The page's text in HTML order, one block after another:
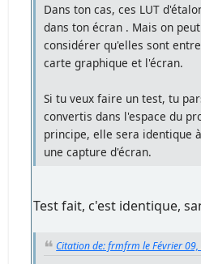
Dans ton cas, ces LUT
dans ton écran . Mais on
considérer qu'elles sont
carte graphique et l'écran.
Si tu veux faire un test, tu
convertis dans l'espace du
principe, elle sera identique
une capture d'écran.
Test fait, c'est identique,
Citation de: frmfrm le Février